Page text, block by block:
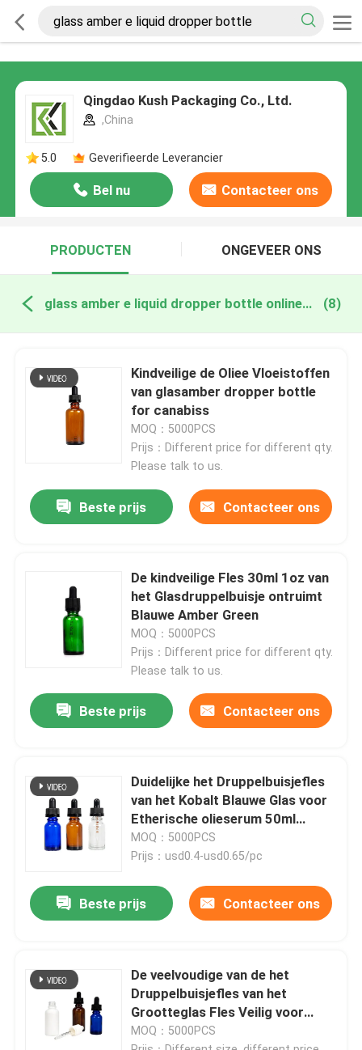
Qingdao Kush Packaging Co., Ltd.
,China
5.0 Geverifieerde Leverancier
Bel nu Contacteer ons
PRODUCTEN ONGEVEER ONS
glass amber e liquid dropper bottle online fabricage (8)
Kindveilige de Oliee Vloeistoffen
van glasamber dropper bottle
for canabiss
MOQ：5000PCS
Prijs：Different price for different qty.
Please talk to us.
Beste prijs Contacteer ons
De kindveilige Fles 30ml 1oz van
het Glasdruppelbuisje ontruimt
Blauwe Amber Green
MOQ：5000PCS
Prijs：Different price for different qty.
Please talk to us.
Beste prijs Contacteer ons
Duidelijke het Druppelbuisjefles
van het Kobalt Blauwe Glas voor
Etherische olieserum 50ml
100ml
MOQ：5000PCS
Prijs：usd0.4-usd0.65/pc
Beste prijs Contacteer ons
De veelvoudige van de het
Druppelbuisjefles van het
Grootteglas Fles Veilig voor
kinderen van het de Etherische
MOQ：5000PCS